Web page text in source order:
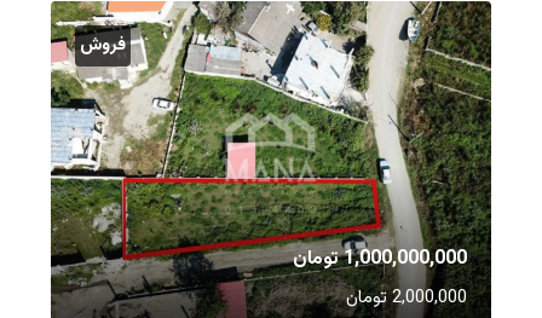
فروش
1,000,000,000 تومان
2,000,000 تومان